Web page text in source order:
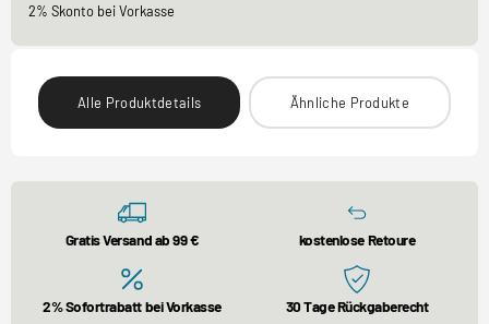
2% Skonto bei Vorkasse
Alle Produktdetails Ähnliche Produkte
Gratis Versand ab 99 € kostenlose Retoure
2% Sofortrabatt bei Vorkasse 30 Tage Rückgaberecht